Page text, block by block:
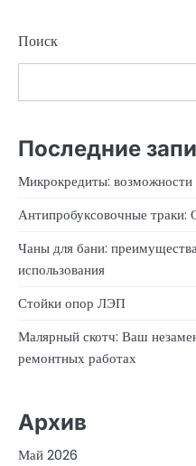
Поиск
Последние
Микрокредиты:
Антипробуксовочные
Чаны для бани:
использования
Стойки опор ЛЭП
Малярный скотч: Ваш
ремонтных работах
Архив
Май 2026